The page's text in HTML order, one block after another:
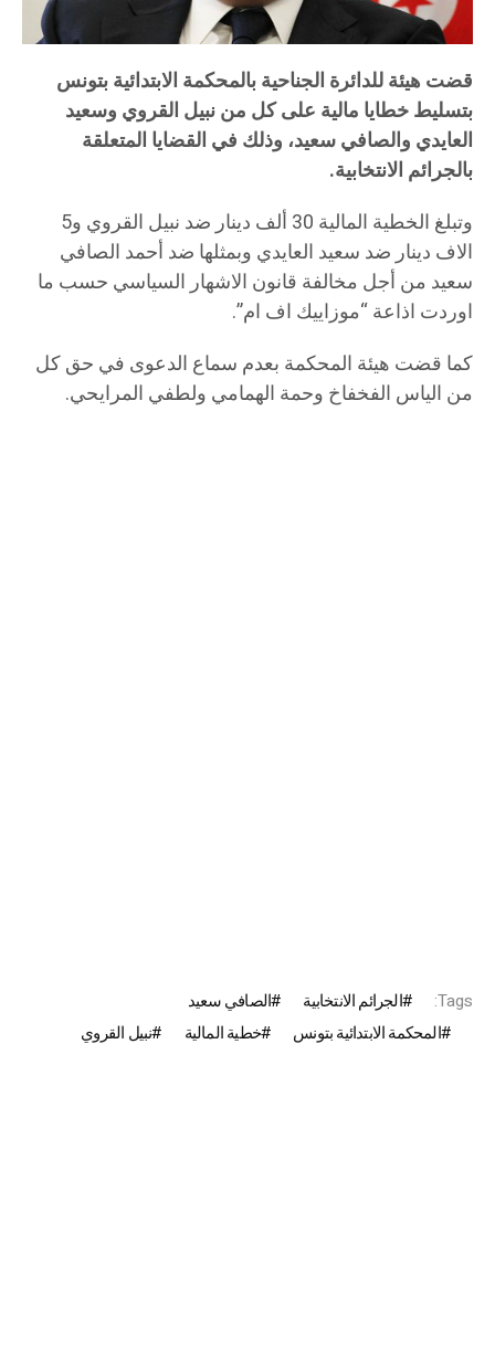
قضت هيئة للدائرة الجناحية بالمحكمة الابتدائية بتونس
بتسليط خطايا مالية على كل من نبيل القروي وسعيد
العايدي والصافي سعيد، وذلك في القضايا المتعلقة
بالجرائم الانتخابية.
وتبلغ الخطية المالية 30 ألف دينار ضد نبيل القروي و5
الاف دينار ضد سعيد العايدي وبمثلها ضد أحمد الصافي
سعيد من أجل مخالفة قانون الاشهار السياسي حسب ما
اوردت اذاعة “موزاييك اف ام”.
كما قضت هيئة المحكمة بعدم سماع الدعوى في حق كل
من الياس الفخفاخ وحمة الهمامي ولطفي المرايحي.
Tags: الجرائم الانتخابية
الصافي سعيد
المحكمة الابتدائية بتونس
خطية المالية نبيل القروي